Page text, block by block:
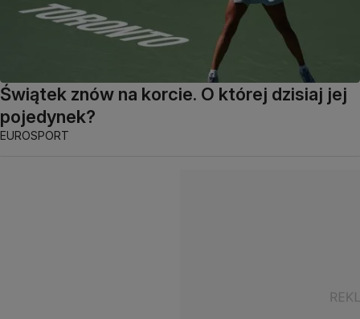
Świątek znów na korcie. O której dzisiaj jej
pojedynek?
EUROSPORT